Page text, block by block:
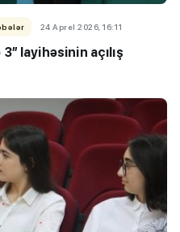
24 Aprel 2026, 16:11
layihəsinin açılış